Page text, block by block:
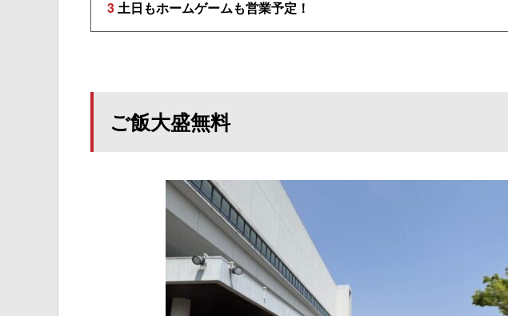
3土日もホームゲームも営業予定！
ご飯大盛無料